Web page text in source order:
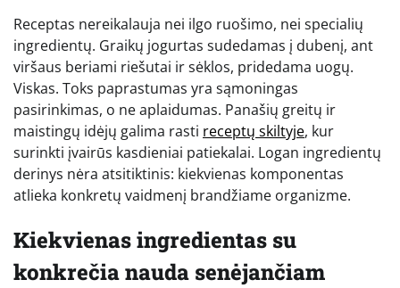
Receptas nereikalauja nei ilgo ruošimo, nei specialių
ingredientų. Graikų jogurtas sudedamas į dubenį, ant
viršaus beriami riešutai ir sėklos, pridedama uogų.
Viskas. Toks paprastumas yra sąmoningas
pasirinkimas, o ne aplaidumas. Panašių greitų ir
maistingų idėjų galima rasti receptų skiltyje, kur
surinkti įvairūs kasdieniai patiekalai. Logan ingredientų
derinys nėra atsitiktinis: kiekvienas komponentas
atlieka konkretų vaidmenį brandžiame organizme.
Kiekvienas ingredientas su
konkrečia nauda senėjančiam